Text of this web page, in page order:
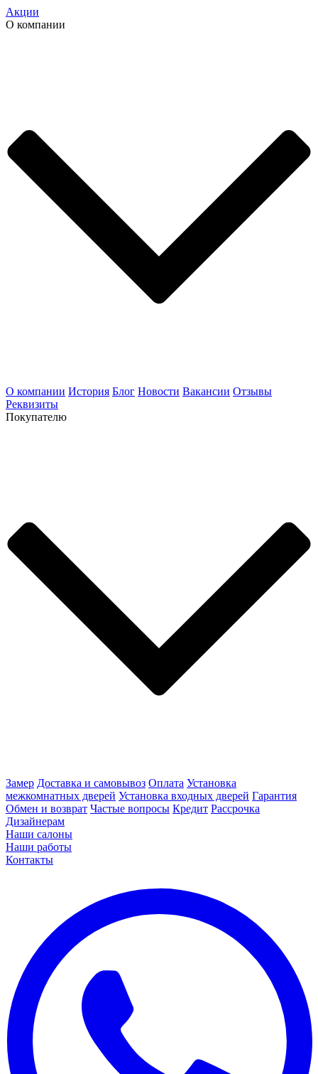
Акции
О компании
О компании История Блог Новости Вакансии Отзывы
Реквизиты
Покупателю
Замер Доставка и самовывоз Оплата Установка
межкомнатных дверей Установка входных дверей Гарантия
Обмен и возврат Частые вопросы Кредит Рассрочка
Дизайнерам
Наши салоны
Наши работы
Контакты